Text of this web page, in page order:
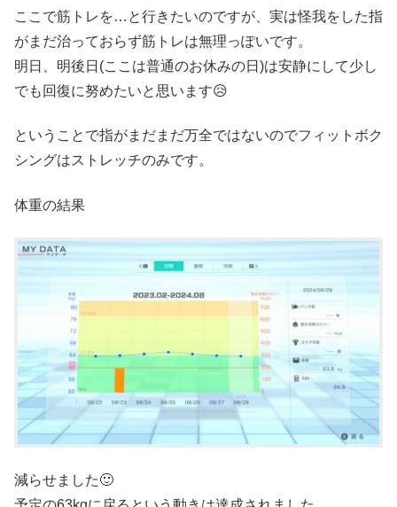
ここで筋トレを…と行きたいのですが、実は怪我をした指
がまだ治っておらず筋トレは無理っぽいです。
明日、明後日(ここは普通のお休みの日)は安静にして少し
でも回復に努めたいと思います😥
ということで指がまだまだ万全ではないのでフィットボク
シングはストレッチのみです。
体重の結果
減らせました🙂